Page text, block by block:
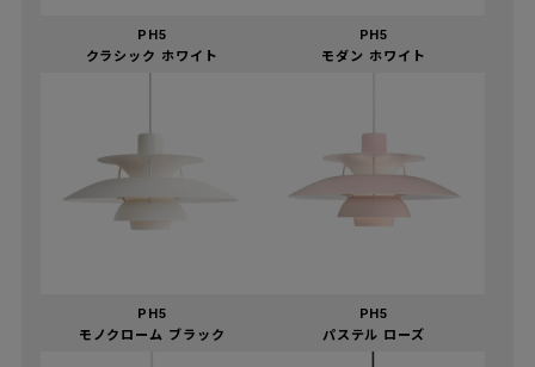
PH5
クラシック ホワイト
PH5
モダン ホワイト
PH5
モノクローム ブラック
PH5
パステル ローズ